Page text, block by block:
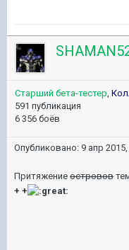
Старший бета-тестер,
591 публикация
6 356 боёв
Опубликовано: 9 апр
Притяжение островов
+ +